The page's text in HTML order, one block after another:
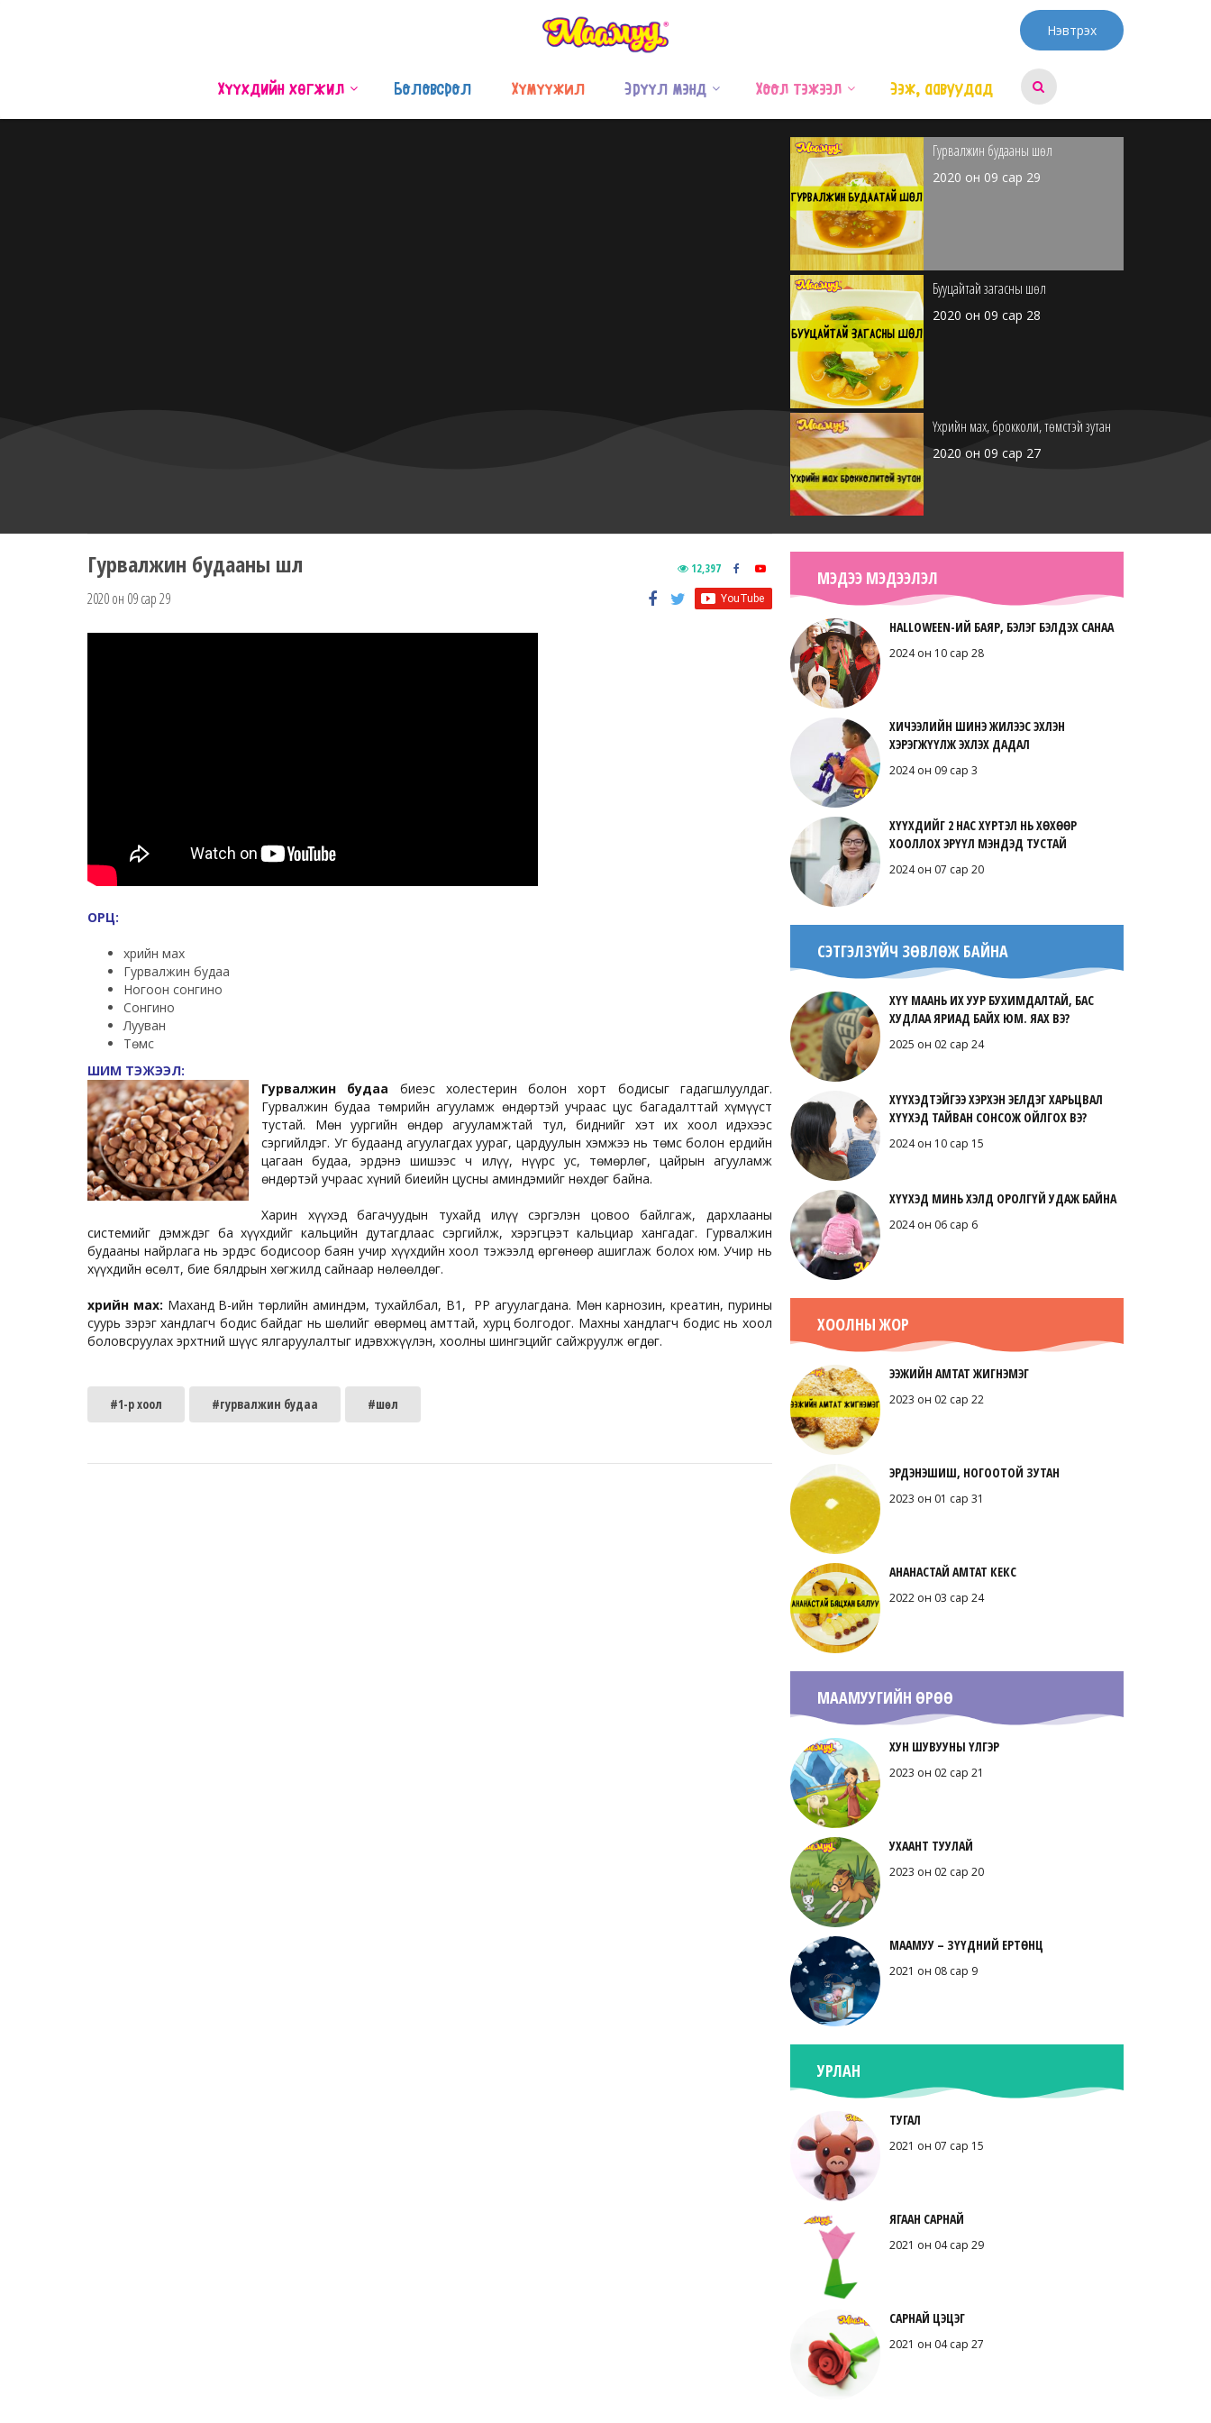
Нэвтрэх
Хүүхдийн хөгжил Боловсрол Хүмүүжил Эрүүл мэнд Хоол тэжээл Ээж, аавуудад
2020 он 10 сар 3
Гурвалжин будааны шөл
2020 он 09 сар 29
Бууцайтай загасны шөл
2020 он 09 сар 28
Үхрийн мах, брокколи, төмстэй зутан
2020 он 09 сар 27
2020 он 09 сар 22
2020 он 09 сар 6
Сүүтэй шар будаа
2020 он 09 сар 3
Бөөрөнхий мах, төмстэй шөл
2020 он 08 сар 28
Тахианы махан зутан
2020 он 08 сар 22
Хөц будааны зутан
Вандуйтай, ногоотой шөл
2020 он 06 сар 12
Гурвалжин будааны шөл 12,397
2020 он 09 сар 29
ОРЦ:
Үхрийн мах
Гурвалжин будаа
Ногоон сонгино
Сонгино
Лууван
Төмс
ШИМ ТЭЖЭЭЛ:
Гурвалжин будаа биеэс холестерин болон хорт бодисыг гадагшлуулдаг.
Гурвалжин будаа төмрийн агууламж өндөртэй учраас цус багадалттай хүмүүст
тустай. Мөн уургийн өндөр агууламжтай тул, биднийг хэт их хоол идэхээс
сэргийлдэг. Уг будаанд агуулагдах уураг, цардуулын хэмжээ нь төмс болон ердийн
цагаан будаа, эрдэнэ шишээс ч илүү, нүүрс ус, төмөрлөг, цайрын агууламж
өндөртэй учраас хүний биеийн цусны аминдэмийг нөхдөг байна.
Харин хүүхэд багачуудын тухайд илүү сэргэлэн цовоо байлгаж, дархлааны
системийг дэмждэг ба хүүхдийг кальцийн дутагдлаас сэргийлж, хэрэгцээт кальциар хангадаг. Гурвалжин
будааны найрлага нь эрдэс бодисоор баян учир хүүхдийн хоол тэжээлд өргөнөөр ашиглаж болох юм. Учир нь
хүүхдийн өсөлт, бие бялдрын хөгжилд сайнаар нөлөөлдөг.
Үхрийн мах: Маханд В-ийн төрлийн аминдэм, тухайлбал, В1, РР агуулагдана. Мөн карнозин, креатин, пурины
суурь зэрэг хандлагч бодис байдаг нь шөлийг өвөрмөц амттай, хурц болгодог. Махны хандлагч бодис нь хоол
боловсруулах эрхтний шүүс ялгаруулалтыг идэвхжүүлэн, хоолны шингэцийг сайжруулж өгдөг.
#1-р хоол #гурвалжин будаа #шөл
МЭДЭЭ МЭДЭЭЛЭЛ
HALLOWEEN-ИЙ БАЯР, БЭЛЭГ БЭЛДЭХ САНАА
2024 он 10 сар 28
ХИЧЭЭЛИЙН ШИНЭ ЖИЛЭЭС ЭХЛЭН
ХЭРЭГЖҮҮЛЖ ЭХЛЭХ ДАДАЛ
2024 он 09 сар 3
ХҮҮХДИЙГ 2 НАС ХҮРТЭЛ НЬ ХӨХӨӨР
ХООЛЛОХ ЭРҮҮЛ МЭНДЭД ТУСТАЙ
2024 он 07 сар 20
СЭТГЭЛЗҮЙЧ ЗӨВЛӨЖ БАЙНА
ХҮҮ МААНЬ ИХ УУР БУХИМДАЛТАЙ, БАС
ХУДЛАА ЯРИАД БАЙХ ЮМ. ЯАХ ВЭ?
2025 он 02 сар 24
ХҮҮХЭДТЭЙГЭЭ ХЭРХЭН ЭЕЛДЭГ ХАРЬЦВАЛ
ХҮҮХЭД ТАЙВАН СОНСОЖ ОЙЛГОХ ВЭ?
2024 он 10 сар 15
ХҮҮХЭД МИНЬ ХЭЛД ОРОЛГҮЙ УДАЖ БАЙНА
2024 он 06 сар 6
ХООЛНЫ ЖОР
ЭЭЖИЙН АМТАТ ЖИГНЭМЭГ
2023 он 02 сар 22
ЭРДЭНЭШИШ, НОГООТОЙ ЗУТАН
2023 он 01 сар 31
АНАНАСТАЙ АМТАТ КЕКС
2022 он 03 сар 24
МААМУУГИЙН ӨРӨӨ
ХУН ШУВУУНЫ ҮЛГЭР
2023 он 02 сар 21
УХААНТ ТУУЛАЙ
2023 он 02 сар 20
МААМУУ – ЗҮҮДНИЙ ЕРТӨНЦ
2021 он 08 сар 9
УРЛАН
ТУГАЛ
2021 он 07 сар 15
ЯГААН САРНАЙ
2021 он 04 сар 29
САРНАЙ ЦЭЦЭГ
2021 он 04 сар 27